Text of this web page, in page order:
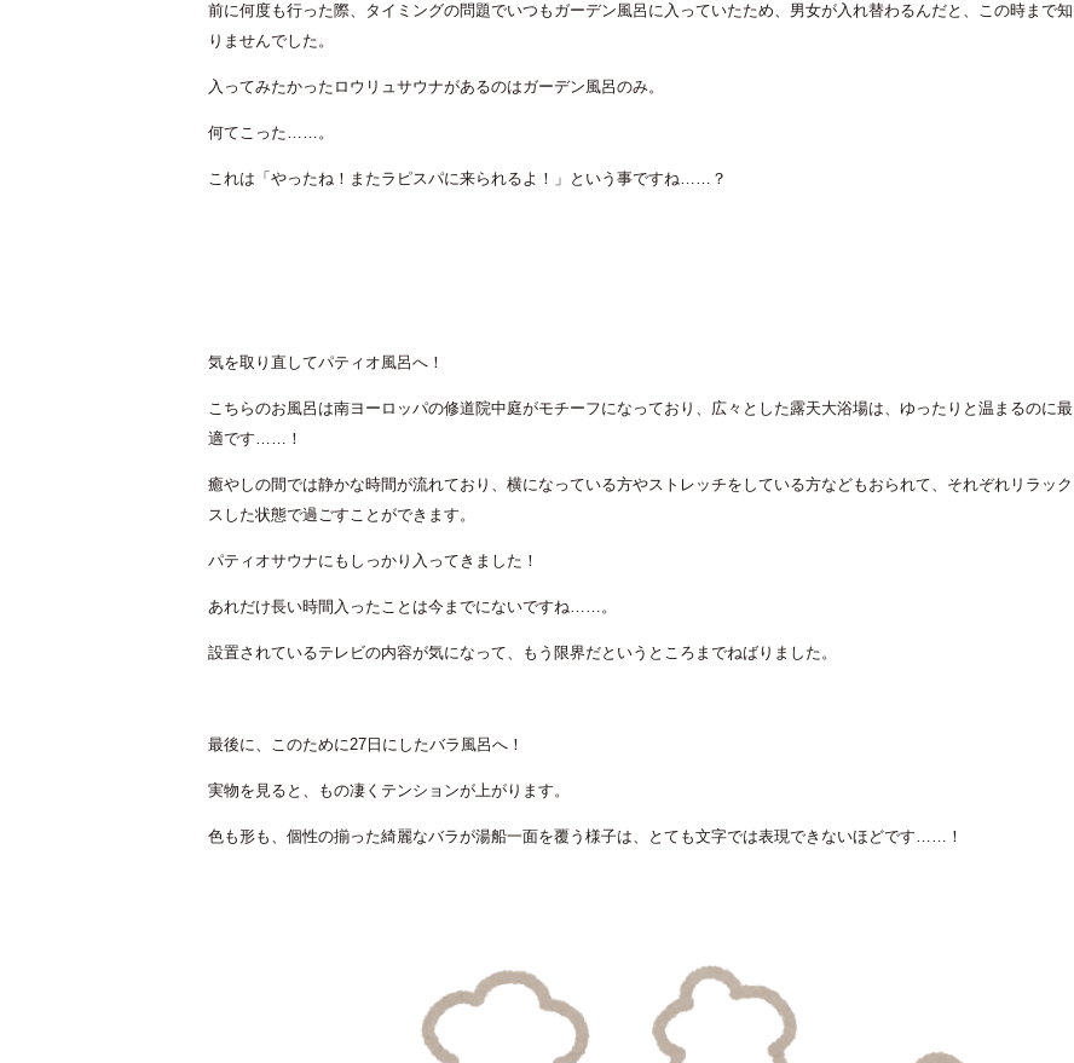
前に何度も行った際、タイミングの問題でいつもガーデン風呂に入っていたため、男女が入れ替わるんだと、この時まで知
りませんでした。
入ってみたかったロウリュサウナがあるのはガーデン風呂のみ。
何てこった……。
これは「やったね！またラピスパに来られるよ！」という事ですね……？
気を取り直してパティオ風呂へ！
こちらのお風呂は南ヨーロッパの修道院中庭がモチーフになっており、広々とした露天大浴場は、ゆったりと温まるのに最
適です……！
癒やしの間では静かな時間が流れており、横になっている方やストレッチをしている方などもおられて、それぞれリラック
スした状態で過ごすことができます。
パティオサウナにもしっかり入ってきました！
あれだけ長い時間入ったことは今までにないですね……。
設置されているテレビの内容が気になって、もう限界だというところまでねばりました。
最後に、このために27日にしたバラ風呂へ！
実物を見ると、もの凄くテンションが上がります。
色も形も、個性の揃った綺麗なバラが湯船一面を覆う様子は、とても文字では表現できないほどです……！